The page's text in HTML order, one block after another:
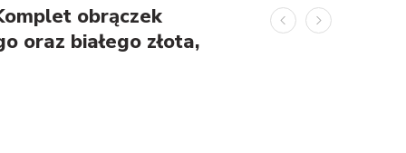
obrączek
oraz białego złota,